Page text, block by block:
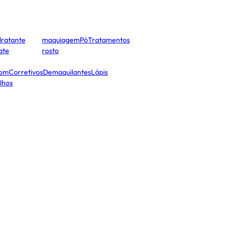
CorretivosDemaquilantesLápis
maquiagemPóTratamentos
rosto